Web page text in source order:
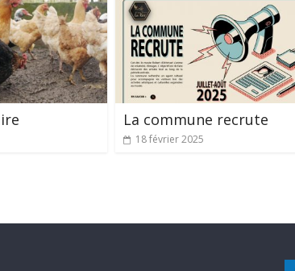
La commune recrute
18 février 2025